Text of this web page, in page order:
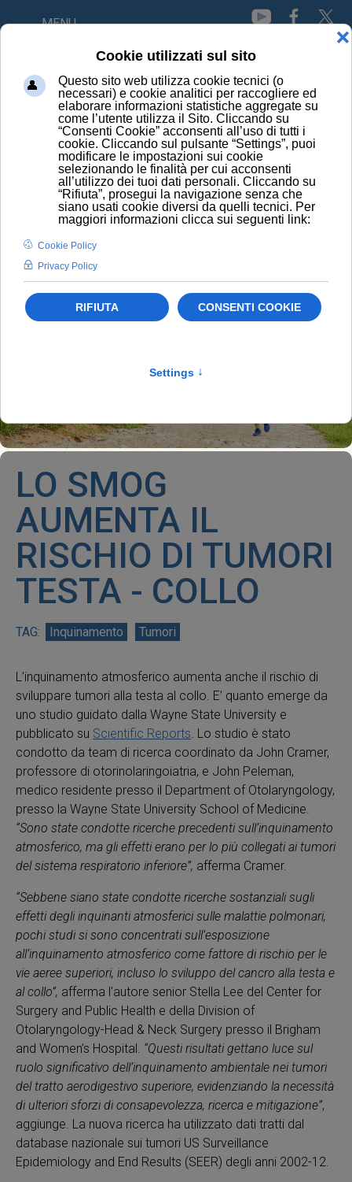
MENU
LO SMOG AUMENTA IL RISCHIO DI TUMORI TESTA - COLLO
LO SMOG
AUMENTA IL
RISCHIO DI TUMORI
TESTA - COLLO
Inquinamento Tumori
L’inquinamento atmosferico aumenta anche il rischio di
sviluppare tumori alla testa al collo. E’ quanto emerge da
uno studio guidato dalla Wayne State University e
pubblicato su Scientific Reports. Lo studio è stato
condotto da team di ricerca coordinato da John Cramer,
professore di otorinolaringoiatria, e John Peleman,
medico residente presso il Department of Otolaryngology,
presso la Wayne State University School of Medicine.
“Sono state condotte ricerche precedenti sull’inquinamento
atmosferico, ma gli effetti erano per lo più collegati ai tumori
del sistema respiratorio inferiore”, afferma Cramer.
“Sebbene siano state condotte ricerche sostanziali sugli
effetti degli inquinanti atmosferici sulle malattie polmonari,
pochi studi si sono concentrati sull’esposizione
all’inquinamento atmosferico come fattore di rischio per le
vie aeree superiori, incluso lo sviluppo del cancro alla testa e
al collo”, afferma l’autore senior Stella Lee del Center for
Surgery and Public Health e della Division of
Otolaryngology-Head & Neck Surgery presso il Brigham
and Women’s Hospital. “Questi risultati gettano luce sul
ruolo significativo dell’inquinamento ambientale nei tumori
del tratto aerodigestivo superiore, evidenziando la necessità
di ulteriori sforzi di consapevolezza, ricerca e mitigazione”,
aggiunge. La nuova ricerca ha utilizzato dati tratti dal
database nazionale sui tumori US Surveillance
Epidemiology and End Results (SEER) degli anni 2002-12.